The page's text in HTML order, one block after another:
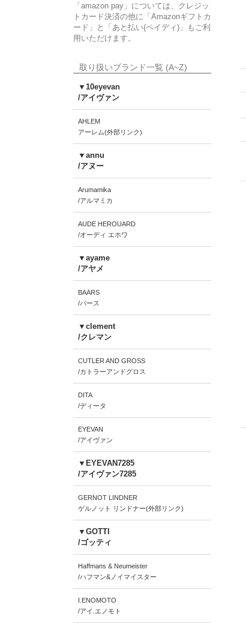
「amazon pay」については、クレジッ
トカード決済の他に「Amazonギフトカ
ード」と「あと払い(ペイディ)」もご利
用いただけます。
取り扱いブランド一覧 (A~Z)
▼10eyevan
/アイヴァン
AHLEM
アーレム(外部リンク)
▼annu
/アヌー
Arumamika
/アルマミカ
AUDE HEROUARD
/オーディ エホワ
▼ayame
/アヤメ
BAARS
/バース
▼clement
/クレマン
CUTLER AND GROSS
/カトラーアンドグロス
DITA
/ディータ
EYEVAN
/アイヴァン
▼EYEVAN7285
/アイヴァン7285
GERNOT LINDNER
ゲルノット リンドナー(外部リンク)
▼GOTTI
/ゴッティ
Haffmans & Neumeister
/ハフマン&ノイマイスター
I.ENOMOTO
/アイ.エノモト